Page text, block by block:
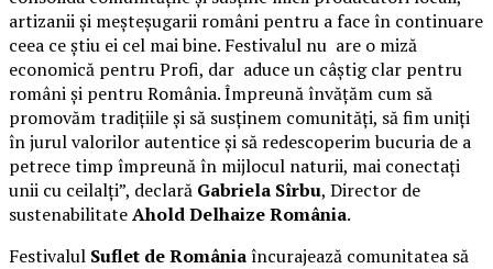
artizanii și meșteșugarii români pentru a face în continuare
ceea ce știu ei cel mai bine. Festivalul nu are o miză
economică pentru Profi, dar aduce un câștig clar pentru
români și pentru România. Împreună învățăm cum să
promovăm tradițiile și să susținem comunități, să fim uniți
în jurul valorilor autentice și să redescoperim bucuria de a
petrece timp împreună în mijlocul naturii, mai conectați
unii cu ceilalți”, declară Gabriela Sîrbu, Director de
sustenabilitateAhold Delhaize România.
Festivalul Suflet de Româniaîncurajează comunitatea să